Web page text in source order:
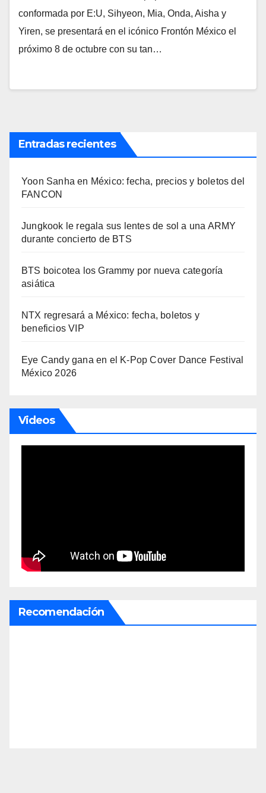
conformada por E:U, Sihyeon, Mia, Onda, Aisha y
Yiren, se presentará en el icónico Frontón México el
próximo 8 de octubre con su tan…
Entradas recientes
Yoon Sanha en México: fecha, precios y boletos del
FANCON
Jungkook le regala sus lentes de sol a una ARMY
durante concierto de BTS
BTS boicotea los Grammy por nueva categoría
asiática
NTX regresará a México: fecha, boletos y
beneficios VIP
Eye Candy gana en el K-Pop Cover Dance Festival
México 2026
Videos
Recomendación